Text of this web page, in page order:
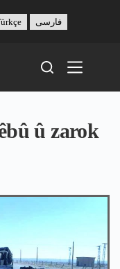
فارسی
û zarok